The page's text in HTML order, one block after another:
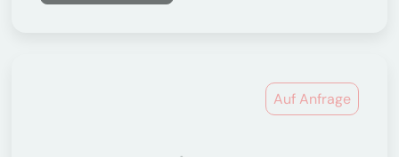
Auf Anfrage